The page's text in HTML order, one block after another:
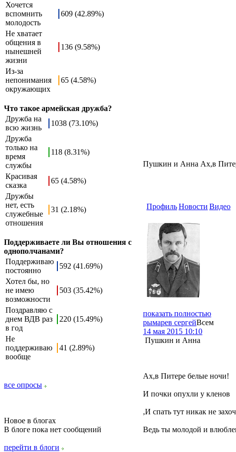
Хочется
вспомнить
молодость
609 (42.89%)
Не хватает
общения в
нынешней
жизни
136 (9.58%)
Из-за
непонимания
окружающих
65 (4.58%)
Что такое армейская дружба?
Дружба на
всю жизнь
1038 (73.10%)
Дружба
только на
время
службы
118 (8.31%)
Красивая
сказка
65 (4.58%)
Дружбы
нет, есть
служебные
отношения
31 (2.18%)
Поддерживаете ли Вы отношения с
однополчанами?
Поддерживаю
постоянно
592 (41.69%)
Хотел бы, но
не имею
возможности
503 (35.42%)
Поздравляю с
днем ВДВ раз
в год
220 (15.49%)
Не
поддерживаю
вообще
41 (2.89%)
все опросы
Новое в блогах
В блоге пока нет сообщений
перейти в блоги
Пушкин и Анна Ах,в
ПрофильНовости Видео
показать полностью
рымарев сергейВсем
14 мая 2015 10:10
Пушкин и Анна
Ах,в Питере белые ночи!
И почки опухли у кленов
,И спать тут никак не
Ведь ты молодой и